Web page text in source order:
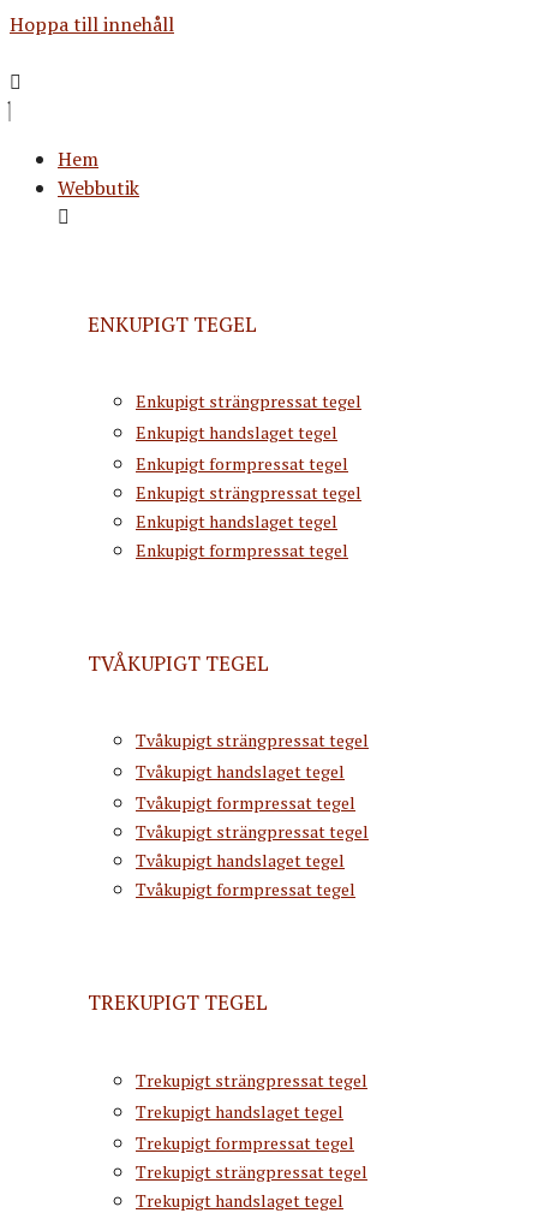
Hoppa till innehåll
Hem
Webbutik
ENKUPIGT TEGEL
Enkupigt strängpressat tegel
Enkupigt handslaget tegel
Enkupigt formpressat tegel
Enkupigt strängpressat tegel
Enkupigt handslaget tegel
Enkupigt formpressat tegel
TVÅKUPIGT TEGEL
Tvåkupigt strängpressat tegel
Tvåkupigt handslaget tegel
Tvåkupigt formpressat tegel
Tvåkupigt strängpressat tegel
Tvåkupigt handslaget tegel
Tvåkupigt formpressat tegel
TREKUPIGT TEGEL
Trekupigt strängpressat tegel
Trekupigt handslaget tegel
Trekupigt formpressat tegel
Trekupigt strängpressat tegel
Trekupigt handslaget tegel